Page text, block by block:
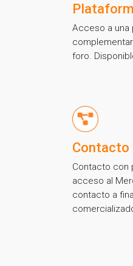
Acceso a una
foro.
Contacto con
acceso al
contacto a